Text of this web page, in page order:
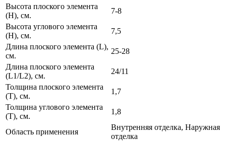
Высота плоского элемента
(H), см.
7-8
Высота углового элемента
(H), см.
7,5
Длина плоского элемента (L),
см.
25-28
Длина плоского элемента
(L1/L2), см.
24/11
Толщина плоского элемента
(T), см.
1,7
Толщина углового элемента
(T), см.
1,8
Область применения
Внутренняя отделка, Наружная
отделка